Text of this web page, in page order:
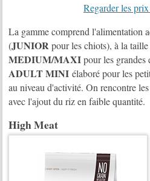
Regarder les
La gamme comprend l'alimentation
(JUNIOR pour les chiots), à la
MEDIUM/MAXIpour les grandes
ADULT MINIélaboré pour les
au niveau d'activité. On rencontre
avec l'ajout du riz en faible quantité.
High Meat